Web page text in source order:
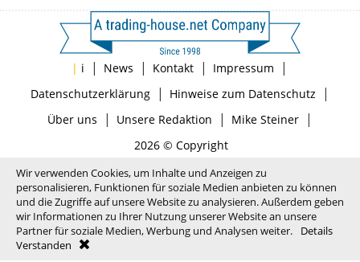
| i | News | Kontakt | Impressum |
Datenschutzerklärung| Hinweise zum Datenschutz |
Über uns | Unsere Redaktion | Mike Steiner|
2026 © Copyright
Wir verwenden Cookies, um Inhalte und Anzeigen zu
personalisieren, Funktionen für soziale Medien anbieten zu können
und die Zugriffe auf unsere Website zu analysieren. Außerdem geben
wir Informationen zu Ihrer Nutzung unserer Website an unsere
Partner für soziale Medien, Werbung und Analysen weiter.
Details
Verstanden